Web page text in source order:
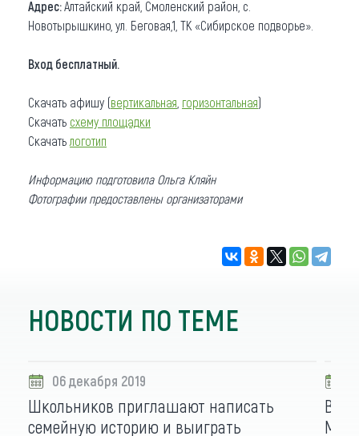
Адрес:Алтайский край, Смоленский район, с.
Новотырышкино, ул. Беговая,1, ТК «Сибирское подворье».
Вход бесплатный.
Скачать афишу (вертикальная горизонтальная)
Скачать схему площадки
Скачать логотип
Информацию подготовила Ольга Кляйн
Фотографии предоставлены организаторами
НОВОСТИ ПО ТЕМЕ
06 декабря 2019
Школьников приглашают написать
семейную историю и выиграть